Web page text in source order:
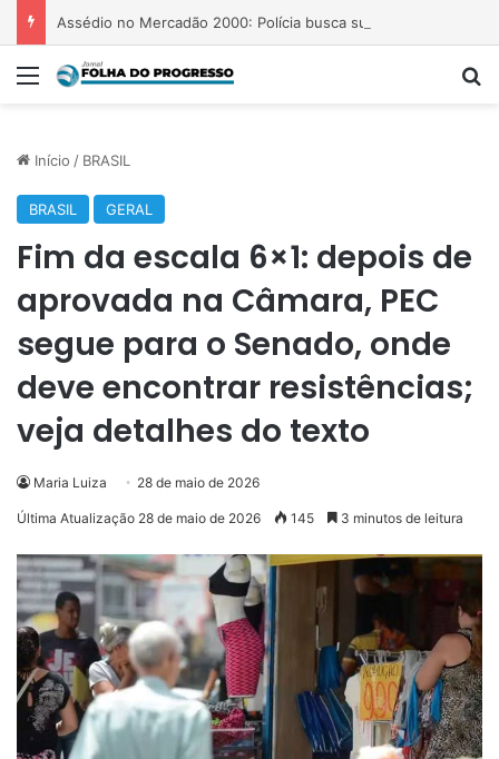
Menu
Início / BRASIL
BRASIL GERAL
Fim da escala 6×1: depois de
aprovada na Câmara, PEC
segue para o Senado, onde
deve encontrar resistências;
veja detalhes do texto
Maria Luiza 28 de maio de 2026
Última Atualização 28 de maio de 2026 145 3 minutos de leitura